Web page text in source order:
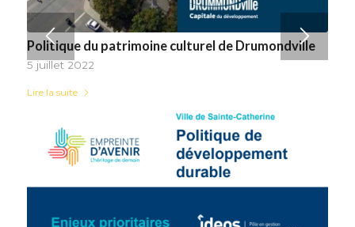
Politique du patrimoine culturel de Drumondville
5 juillet 2022
Lire la suite